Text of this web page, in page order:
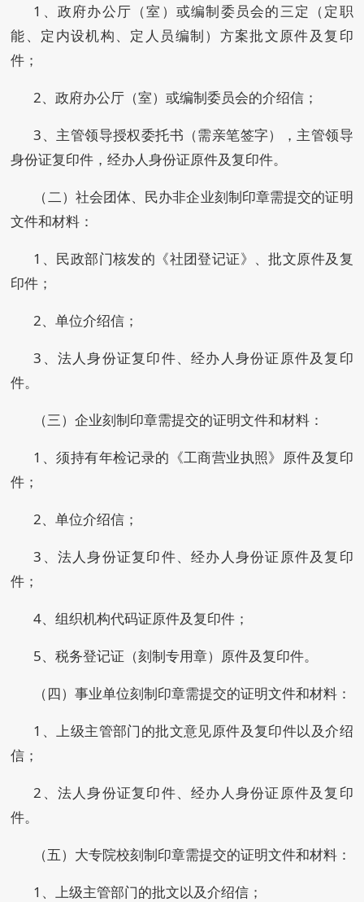
1、政府办公厅（室）或编制委员会的三定（定职
能、定内设机构、定人员编制）方案批文原件及复印
件；
2、政府办公厅（室）或编制委员会的介绍信；
3、主管领导授权委托书（需亲笔签字），主管领导
身份证复印件，经办人身份证原件及复印件。
（二）社会团体、民办非企业刻制印章需提交的证明
文件和材料：
1、民政部门核发的《社团登记证》、批文原件及复
印件；
2、单位介绍信；
3、法人身份证复印件、经办人身份证原件及复印
件。
（三）企业刻制印章需提交的证明文件和材料：
1、须持有年检记录的《工商营业执照》原件及复印
件；
2、单位介绍信；
3、法人身份证复印件、经办人身份证原件及复印
件；
4、组织机构代码证原件及复印件；
5、税务登记证（刻制专用章）原件及复印件。
（四）事业单位刻制印章需提交的证明文件和材料：
1、上级主管部门的批文意见原件及复印件以及介绍
信；
2、法人身份证复印件、经办人身份证原件及复印
件。
（五）大专院校刻制印章需提交的证明文件和材料：
1、上级主管部门的批文以及介绍信；